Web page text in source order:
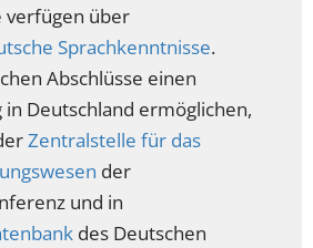
verfügen über
Sprachkenntnisse.
Abschlüsse einen
in Deutschland ermöglichen,
Zentralstelle für das
der
und in
des Deutschen